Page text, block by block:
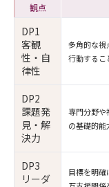
観点
DP1
客観
性・自
律性
多角的な視
行動するこ
DP2
課題発
見・解
決力
専門分野や
の基礎的能
DP3
リーダ
目標を明